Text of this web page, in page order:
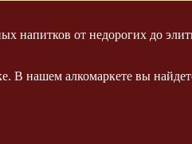
напитков от недорогих до
В нашем алкомаркете вы